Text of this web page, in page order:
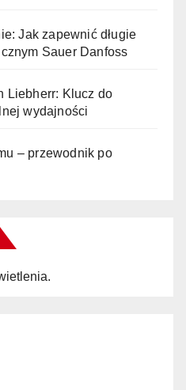
Jak zapewnić długie
Sauer Danfoss
Liebherr: Klucz do
wydajności
– przewodnik po